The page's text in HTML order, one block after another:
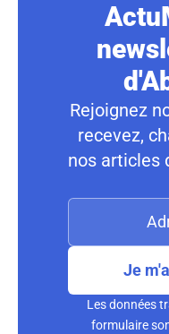
Rejoignez
recevez,
nos articles
Je
Les données
formulaire